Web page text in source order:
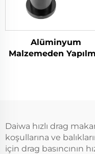
Alüminyum
Malzemeden
Daiwa hızlı drag
koşullarına ve
için drag basıncının